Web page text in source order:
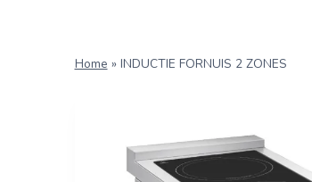
Home » INDUCTIE FORNUIS 2 ZONES